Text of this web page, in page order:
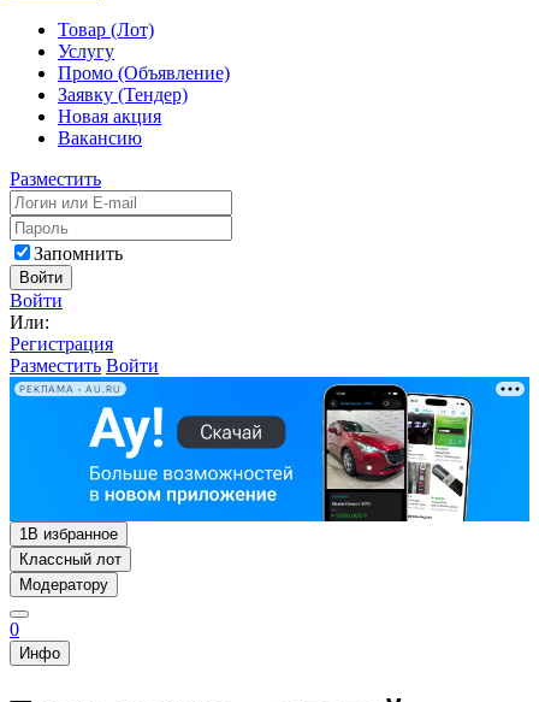
Товар (Лот)
Услугу
Промо (Объявление)
Заявку (Тендер)
Новая акция
Вакансию
Разместить
Запомнить
Войти
Войти
Или:
Регистрация
Разместить Войти
РЕКЛАМА • AU.RU
1В избранное
Классный лот
Модератору
0
Инфо